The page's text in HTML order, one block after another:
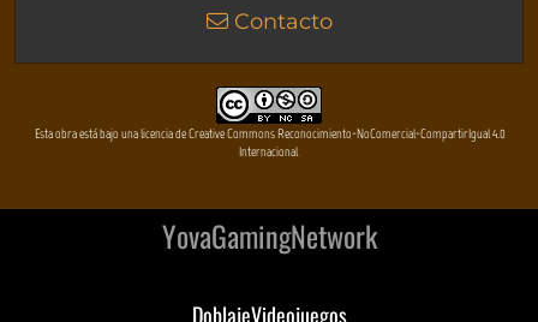
Contacto
Esta obra está bajo una licencia de Creative Commons Reconocimiento-NoComercial-CompartirIgual 4.0
Internacional
YovaGamingNetwork
DoblajeVideojuegos